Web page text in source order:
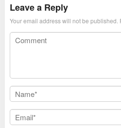
Leave a Reply
Your email address will not be published.